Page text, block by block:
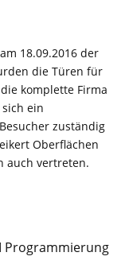
18.09.2016 der
die Türen für
komplette Firma
ein
zuständig
Oberflächen
auch vertreten.
Programmierung